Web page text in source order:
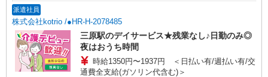
派遣社員
株式会社kotrio /●HR-H-2078485
三原駅のデイサービス★残業なし♪日勤のみ◎
夜はおうち時間
時給1350円〜1937円 ＜日払い有/週払い有/交
通費全支給(ガソリン代含む)＞